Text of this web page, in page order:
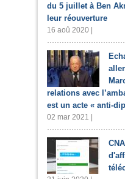
du 5 juillet à Ben
leur réouverture
16 aoû 2020 |
relations avec
est un acte « anti-
02 mar 2021 |